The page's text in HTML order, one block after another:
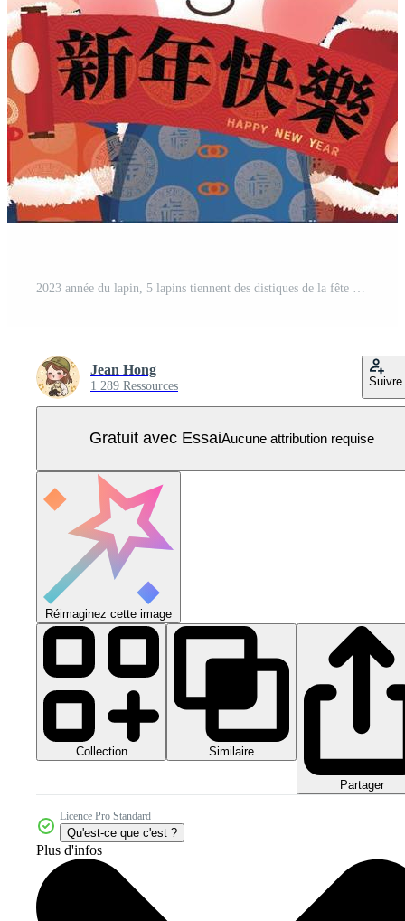
Jean Hong
1 289 Ressources Suivre
Gratuit avec EssaiAucune attribution requise
Réimaginez cette image
Collection Similaire
Partager
Licence Pro Standard
Qu'est-ce que c'est ?
Plus d'infos